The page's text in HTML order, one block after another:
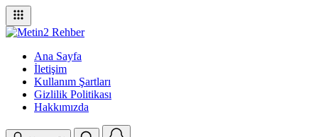
Ana Sayfa
İletişim
Kullanım Şartları
Gizlilik Politikası
Hakkımızda